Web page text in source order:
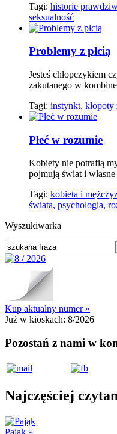
Tagi: historie
seksualność
Problemy z płcią
Jesteś chłopczykiem
zakutanego w
Tagi: instynkt, kłopoty
Płeć w rozumie
Kobiety nie potrafią
pojmują świat i
Tagi: kobieta i
świata, psychologia,
Wyszukiwarka
Kup aktualny numer »
Już w kioskach: 8/2026
Pozostań z nami w
Najczęściej
Pająk »